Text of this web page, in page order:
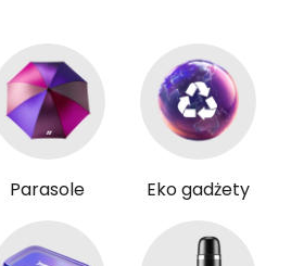
Parasole Eko gadżety